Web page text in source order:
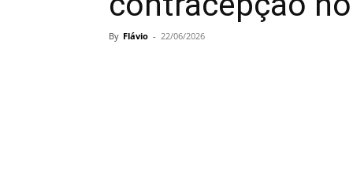
By Flávio - 22/06/2026